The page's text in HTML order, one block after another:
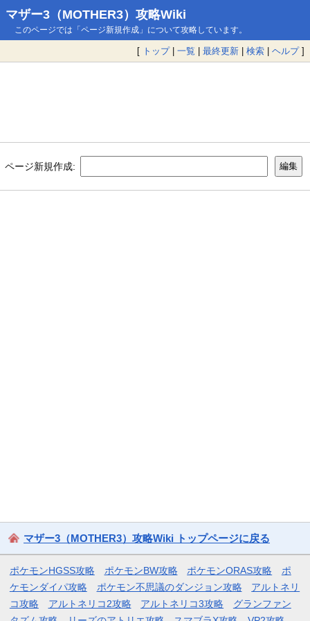
マザー3（MOTHER3）攻略Wiki
このページでは「ページ新規作成」について攻略しています。
[ トップ| 一覧 | 最終更新 | 検索 | ヘルプ]
ページ新規作成:
マザー3（MOTHER3）攻略Wiki トップページに戻る
ポケモンHGSS攻略 ポケモンBW攻略 ポケモンORAS攻略
ポ
ケモンダイパ攻略
ポケモン不思議のダンジョン攻略
アルトネリ
コ攻略
アルトネリコ2攻略 アルトネリコ3攻略
グランファン